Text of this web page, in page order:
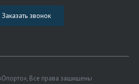
Заказать звонок
Все права защищены